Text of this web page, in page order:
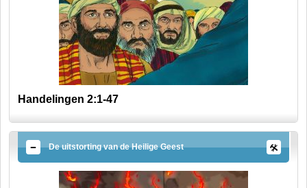
Handelingen 2:1-47
De uitstorting van de Heilige Geest